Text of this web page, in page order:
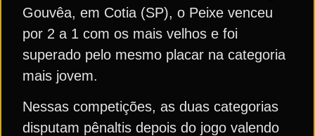
Gouvêa, em Cotia (SP), o Peixe venceu
por 2 a 1 com os mais velhos e foi
superado pelo mesmo placar na categoria
mais jovem.
Nessas competições, as duas categorias
disputam pênaltis depois do jogo valendo